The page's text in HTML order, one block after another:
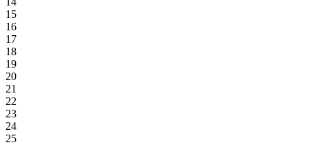
15
16
17
18
19
20
21
22
23
24
25